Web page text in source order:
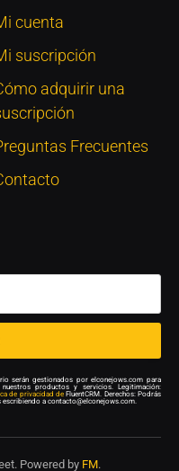
cuenta
suscripción
adquirir una
Frecuentes
serán gestionados por elconejows.com para
productos y servicios. Legitimación:
de privacidad de FluentCRM. Derechos: Podrás
a contacto@elconejows.com.
Powered by FM.